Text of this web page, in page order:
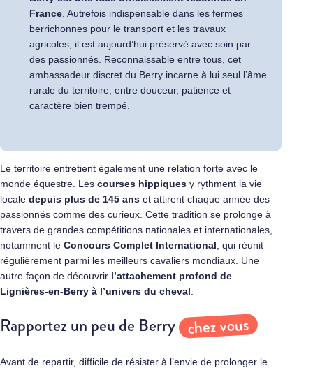
France . Autrefois indispensable dans les fermes
berrichonnes pour le transport et les travaux
agricoles, il est aujourd’hui préservé avec soin par
des passionnés. Reconnaissable entre tous, cet
ambassadeur discret du Berry incarne à lui seul l’âme
rurale du territoire, entre douceur, patience et
caractère bien trempé.
Le territoire entretient également une relation forte avec le
monde équestre. Les courses hippiques y rythment la vie
locale depuis plus de 145 ans et attirent chaque année des
passionnés comme des curieux. Cette tradition se prolonge à
travers de grandes compétitions nationales et internationales,
notamment le Concours Complet International , qui réunit
régulièrement parmi les meilleurs cavaliers mondiaux. Une
autre façon de découvrir l’attachement profond de
Lignières-en-Berry à l’univers du cheval
Rapportez un peu de Berry chez vous
Avant de repartir, difficile de résister à l’envie de prolonger le